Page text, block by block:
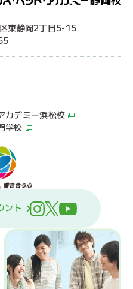
東静岡2丁目5-15
カデミー浜松校
学校
ント